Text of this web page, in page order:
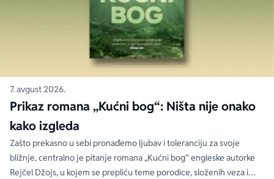
7. avgust 2026.
Prikaz romana „Kućni bog“: Ništa nije onako
kako izgleda
Zašto prekasno u sebi pronađemo ljubav i toleranciju za svoje
bližnje, centralno je pitanje romana „Kućni bog“ engleske autorke
Rejčel Džojs, u kojem se prepliću teme porodice, složenih veza i